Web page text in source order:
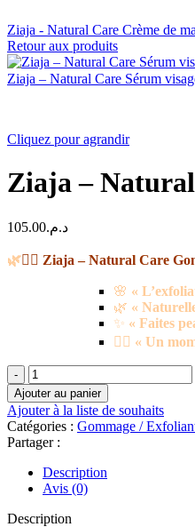
Ziaja - Natural Care Crème de
Retour aux produits
Ziaja – Natural Care Sérum
Cliquez pour agrandir
Ziaja –
د.م.105.00
🌿🧖‍♀️ Ziaja – Natural Care
🌸 «
🌿 «
✨ « Faites
🧖‍♀️ « Un
quantité
de
Ziaja
–
Natural
Care
Gommage
Visage
Doux
|
Ajouter au panier
Ajouter à la liste de souhaits
Catégories : Gommage /
Partager :
Description
Avis (0)
Description